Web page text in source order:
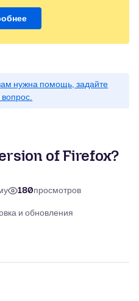
нужна помощь, задайте
of Firefox?
180просмотров
и обновления